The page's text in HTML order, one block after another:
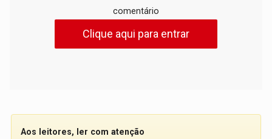
comentário
Clique aqui para entrar
Aos leitores, ler com atenção